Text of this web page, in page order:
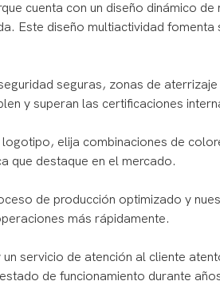
cuenta con un diseño dinámico
Este diseño multiactividad fomenta
seguras, zonas de
y superan las certificaciones
elija combinaciones de
que destaque en el mercado.
de producción optimizado y
más rápidamente.
servicio de atención al cliente
de funcionamiento durante